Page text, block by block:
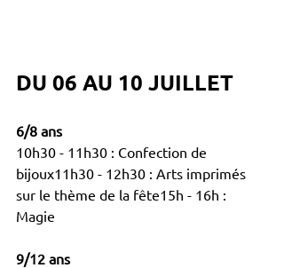
DU 06 AU 10 JUILLET
6/8 ans
10h30 - 11h30 : Confection de
bijoux11h30 - 12h30 : Arts imprimés
sur le thème de la fête15h - 16h :
Magie
9/12 ans